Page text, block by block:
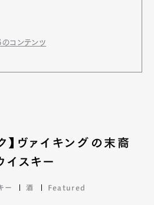
コンテンツ
】ヴァイキングの末裔
イスキー
ー 酒 Featured